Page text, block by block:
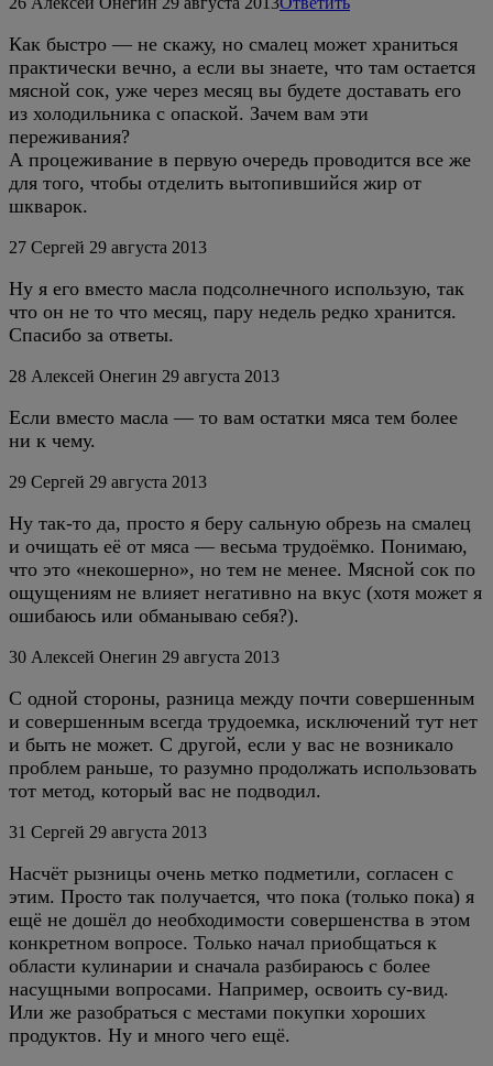
Как быстро — не скажу, но смалец может храниться
практически вечно, а если вы знаете, что там остается
мясной сок, уже через месяц вы будете доставать его
из холодильника с опаской. Зачем вам эти
переживания?
А процеживание в первую очередь проводится все же
для того, чтобы отделить вытопившийся жир от
шкварок.
27 Сергей 29 августа 2013
Ну я его вместо масла подсолнечного использую, так
что он не то что месяц, пару недель редко хранится.
Спасибо за ответы.
28 Алексей Онегин 29 августа 2013
Если вместо масла — то вам остатки мяса тем более
ни к чему.
29 Сергей 29 августа 2013
Ну так-то да, просто я беру сальную обрезь на смалец
и очищать её от мяса — весьма трудоёмко. Понимаю,
что это «некошерно», но тем не менее. Мясной сок по
ощущениям не влияет негативно на вкус (хотя может я
ошибаюсь или обманываю себя?).
30 Алексей Онегин 29 августа 2013
С одной стороны, разница между почти совершенным
и совершенным всегда трудоемка, исключений тут нет
и быть не может. С другой, если у вас не возникало
проблем раньше, то разумно продолжать использовать
тот метод, который вас не подводил.
31 Сергей 29 августа 2013
Насчёт рызницы очень метко подметили, согласен с
этим. Просто так получается, что пока (только пока) я
ещё не дошёл до необходимости совершенства в этом
конкретном вопросе. Только начал приобщаться к
области кулинарии и сначала разбираюсь с более
насущными вопросами. Например, освоить су-вид.
Или же разобраться с местами покупки хороших
продуктов. Ну и много чего ещё.